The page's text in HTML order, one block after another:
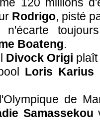
Rodrigo, pisté
Boateng.
Divock Origi
Loris Karius
de
Samassekou